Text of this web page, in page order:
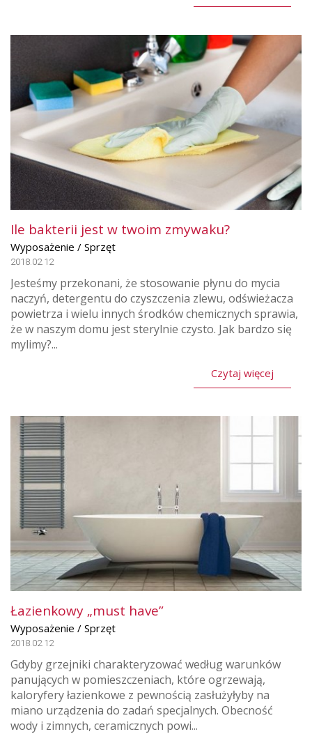
Ile bakterii jest w twoim zmywaku?
Wyposażenie / Sprzęt
2018.02.12
Jesteśmy przekonani, że stosowanie płynu do mycia
naczyń, detergentu do czyszczenia zlewu, odświeżacza
powietrza i wielu innych środków chemicznych sprawia,
że w naszym domu jest sterylnie czysto. Jak bardzo się
mylimy?...
Czytaj więcej
Łazienkowy „must have”
Wyposażenie / Sprzęt
2018.02.12
Gdyby grzejniki charakteryzować według warunków
panujących w pomieszczeniach, które ogrzewają,
kaloryfery łazienkowe z pewnością zasłużyłyby na
miano urządzenia do zadań specjalnych. Obecność
wody i zimnych, ceramicznych powi...